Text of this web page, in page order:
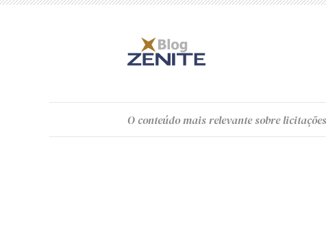
O conteúdomais relevante sobre